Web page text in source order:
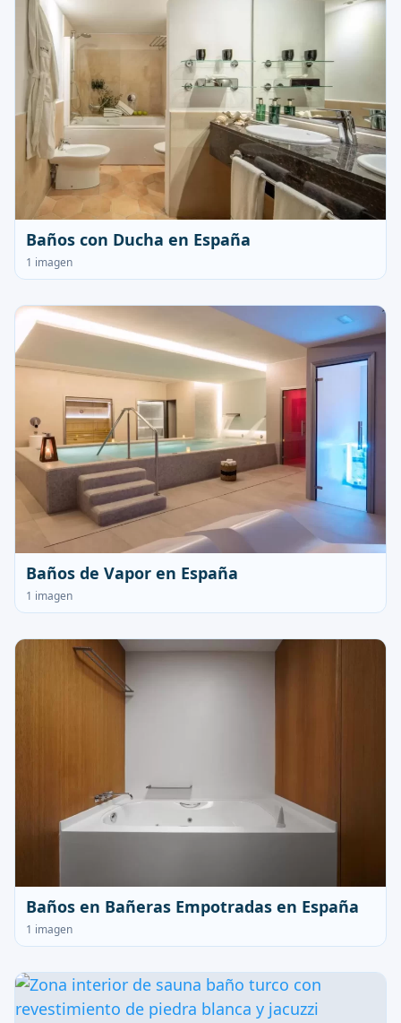
Baños con Ducha en España
1 imagen
Baños de Vapor en España
1 imagen
Baños en Bañeras Empotradas en España
1 imagen